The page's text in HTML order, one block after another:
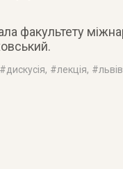
факультету
дискусія, #лекція, #